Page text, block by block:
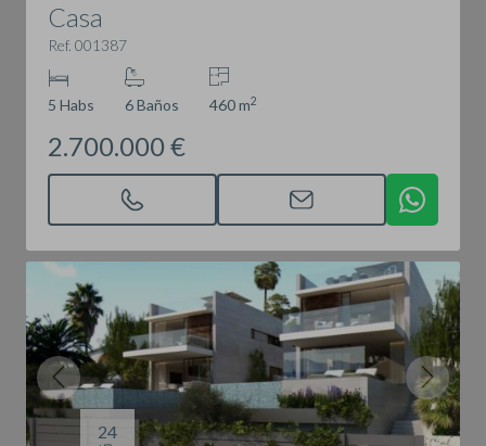
Casa
Ref. 001387
5 Habs 6 Baños 460 m2
2.700.000 €
24